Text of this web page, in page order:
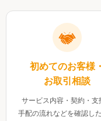
初めてのお客様・
お取引相談
サービス内容・契約・支
手配の流れなどを確認し